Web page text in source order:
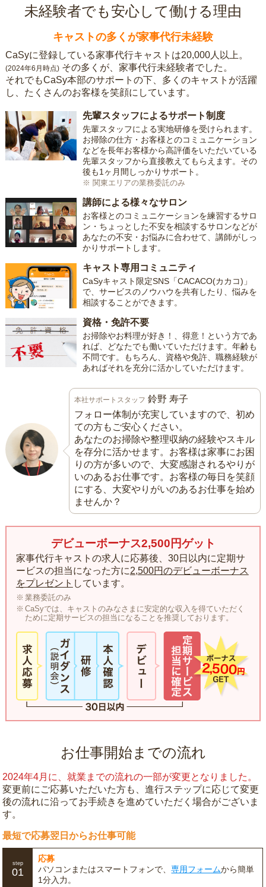
未経験者でも安心して働ける理由
キャストの多くが家事代行未経験
CaSyに登録している家事代行キャストは20,000人以上。
(2024年6月時点) その多くが、家事代行未経験者でした。
それでもCaSy本部のサポートの下、多くのキャストが活躍
し、たくさんのお客様を笑顔にしています。
先輩スタッフによるサポート制度
先輩スタッフによる実地研修を受けられます。
お掃除の仕方・お客様とのコミュニケーション
などを長年お客様から高評価をいただいている
先輩スタッフから直接教えてもらえます。その
後も1ヶ月間しっかりサポート。
※ 関東エリアの業務委託のみ
講師による様々なサロン
お客様とのコミュニケーションを練習するサロ
ン・ちょっとした不安を相談するサロンなどが
あなたの不安・お悩みに合わせて、講師がしっ
かりサポートします。
キャスト専用コミュニティ
CaSyキャスト限定SNS「CACACO(カカコ)」
で、サービスのノウハウを共有したり、悩みを
相談することができます。
資格・免許不要
お掃除やお料理が好き！、得意！という方であ
れば、どなたでも働いていただけます。年齢も
不問です。もちろん、資格や免許、職務経験が
あればそれを充分に活かしていただけます。
本社サポートスタッフ 鈴野 寿子
フォロー体制が充実していますので、初め
ての方もご安心ください。
あなたのお掃除や整理収納の経験やスキル
を存分に活かせます。お客様は家事にお困
りの方が多いので、大変感謝されるやりが
いのあるお仕事です。お客様の毎日を笑顔
にする、大変やりがいのあるお仕事を始め
ませんか？
デビューボーナス2,500円ゲット
家事代行キャストの求人に応募後、30日以内に定期サ
ービスの担当になった方に2,500円のデビューボーナス
をプレゼント しています。
業務委託のみ
CaSyでは、キャストのみなさまに安定的な収入を得ていただく
ために定期サービスの担当になることを推奨しております。
お仕事開始までの流れ
2024年4月に、就業までの流れの一部が変更となりました。
変更前にご応募いただいた方も、進行ステップに応じて変更
後の流れに沿ってお手続きを進めていただく場合がございま
す。
最短で応募翌日からお仕事可能
step
01
応募
パソコンまたはスマートフォンで、専用フォームから簡単
1分入力。